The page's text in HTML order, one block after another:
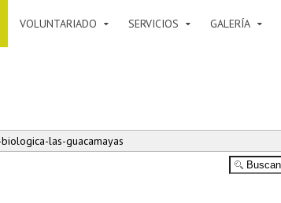
VOLUNTARIADO SERVICIOS GALERÍA
las-guacamayas